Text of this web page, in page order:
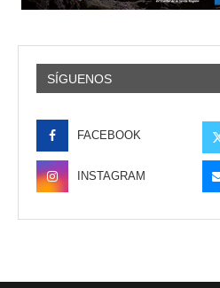
SÍGUENOS
FACEBOOK
INSTAGRAM